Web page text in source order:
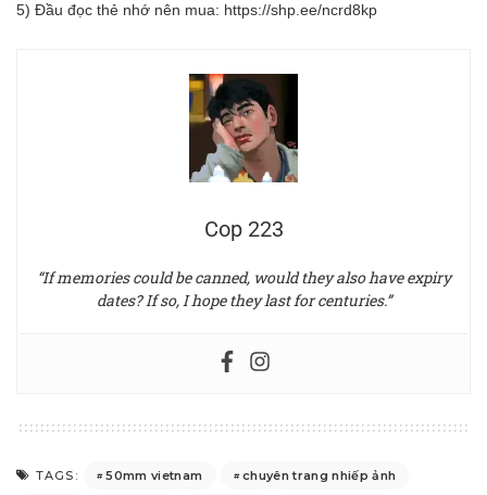
5) Đầu đọc thẻ nhớ nên mua: https://shp.ee/ncrd8kp
Cop 223
“If memories could be canned, would they also have expiry
dates? If so, I hope they last for centuries.”
TAGS: 50mm vietnam
chuyên trang nhiếp ảnh